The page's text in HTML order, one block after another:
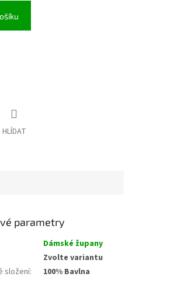
HLÍDAT
parametry
Dámské župany
Zvolte variantu
složení: 100% Bavlna